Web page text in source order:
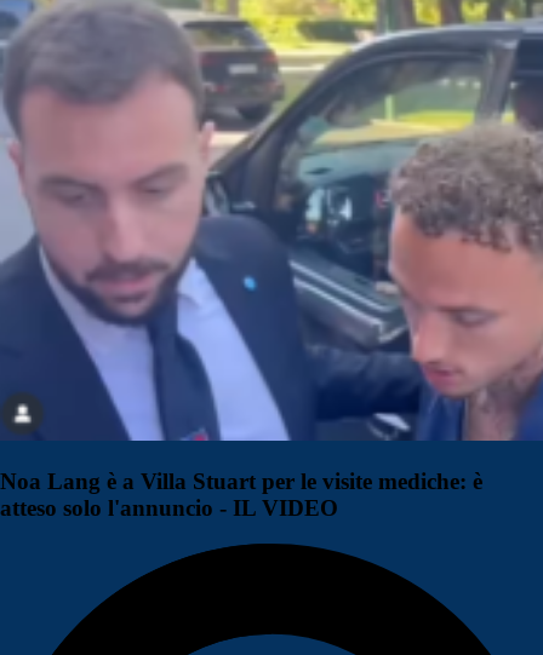
Noa Lang è a Villa Stuart per le visite mediche: è
atteso solo l'annuncio - IL VIDEO